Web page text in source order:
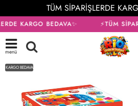
TÜM SİPARİŞLERDE
KARGO BEDAVA✨ ⚡TÜM
menü
KARGO BEDAVA